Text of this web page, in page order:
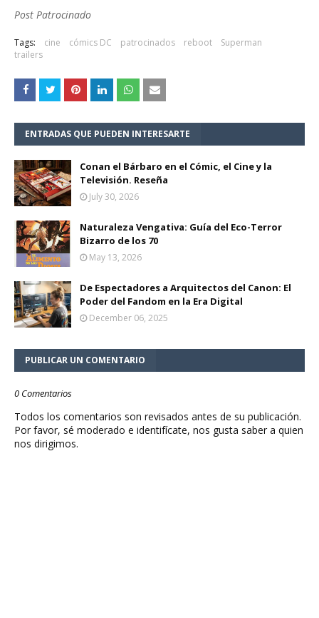
Post Patrocinado
Tags: cine cómics DC patrocinados reboot
Superman
trailers
ENTRADAS QUE PUEDEN INTERESARTE
Conan el Bárbaro en el Cómic, el Cine y la
Televisión. Reseña
July 30, 2026
Naturaleza Vengativa: Guía del Eco-Terror
Bizarro de los 70
May 13, 2026
De Espectadores a Arquitectos del Canon: El
Poder del Fandom en la Era Digital
December 06, 2025
PUBLICAR UN COMENTARIO
0 Comentarios
Todos los comentarios son revisados antes de su publicación.
Por favor, sé moderado e identifícate, nos gusta saber a quien
nos dirigimos.